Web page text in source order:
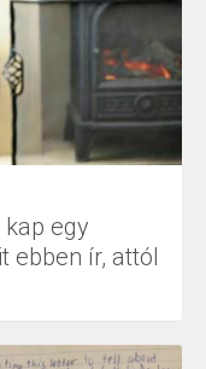
egy
ebben ír, attól